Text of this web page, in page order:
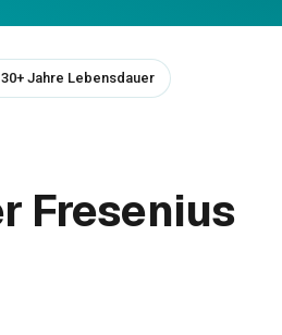
30+ Jahre Lebensdauer
Fresenius